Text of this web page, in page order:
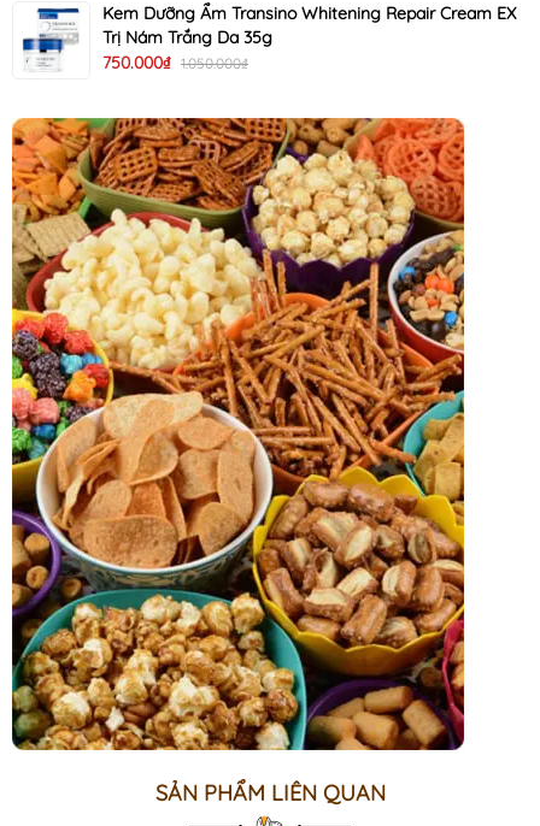
Kem Dưỡng Ẩm Transino Whitening Repair Cream EX
Trị Nám Trắng Da 35g
750.000₫ 1.050.000₫
SẢN PHẨM LIÊN QUAN